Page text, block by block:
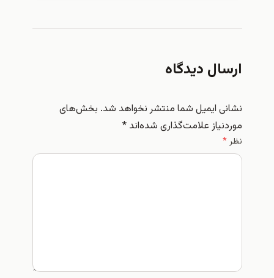
ارسال دیدگاه
نشانی ایمیل شما منتشر نخواهد شد. بخش‌های
موردنیاز علامت‌گذاری شده‌اند *
نظر*